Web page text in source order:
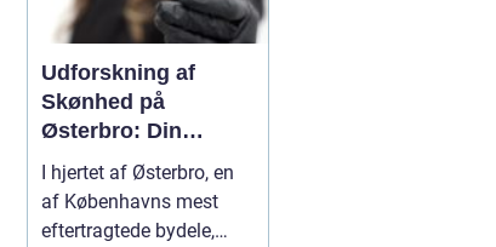
Udforskning af
Skønhed på
Østerbro: Din
Destination for
Æstetiske
Behandlinger
I hjertet af Østerbro, en
af Københavns mest
eftertragtede bydele,